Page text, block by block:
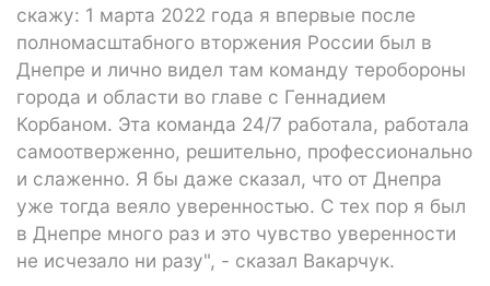
скажу: 1 марта 2022 года я впервые после
полномасштабного вторжения России был в
Днепре и лично видел там команду теробороны
города и области во главе с Геннадием
Корбаном. Эта команда 24/7 работала, работала
самоотверженно, решительно, профессионально
и слаженно. Я бы даже сказал, что от Днепра
уже тогда веяло уверенностью. С тех пор я был
в Днепре много раз и это чувство уверенности
не исчезало ни разу", - сказал Вакарчук.